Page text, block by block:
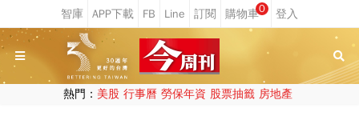
0
熱門： 美股 行事曆 勞保年資 股票抽籤 房地產